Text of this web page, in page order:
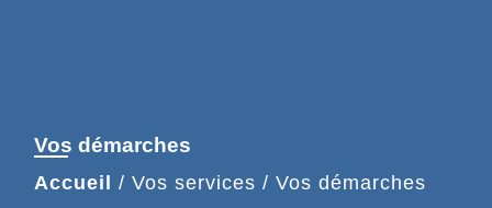
Vos démarches
Accueil / Vos services / Vos démarches